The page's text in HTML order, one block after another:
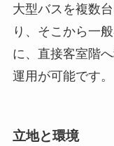
大型バスを複数
り、そこから一
に、直接客室階
運用が可能です。
立地と環境